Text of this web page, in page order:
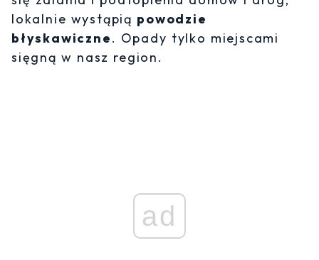
lokalnie wystąpią powodzie
błyskawiczne. Opady tylko miejscami
sięgną w nasz region.
ad